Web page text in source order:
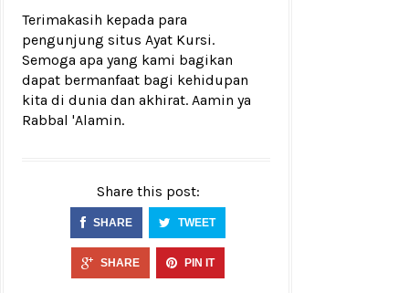
Terimakasih kepada para
pengunjung situs Ayat Kursi.
Semoga apa yang kami bagikan
dapat bermanfaat bagi kehidupan
kita di dunia dan akhirat. Aamin ya
Rabbal 'Alamin.
Share this post:
SHARE TWEET
SHARE PIN IT